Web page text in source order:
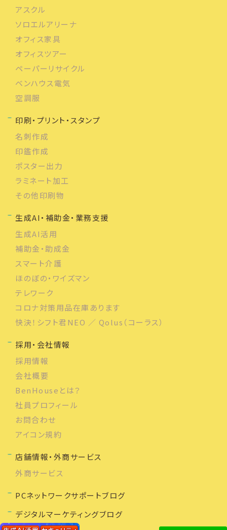
アスクル
ソロエルアリーナ
オフィス家具
オフィスツアー
ペーパーリサイクル
ベンハウス電気
空調服
印刷・プリント・スタンプ
名刺作成
印鑑作成
ポスター出力
ラミネート加工
その他印刷物
生成AI・補助金・業務支援
生成AI活用
補助金・助成金
スマート介護
ほのぼの・ワイズマン
テレワーク
コロナ対策用品在庫あります
快決！シフト君NEO ／ Qolus（コーラス）
採用・会社情報
採用情報
会社概要
BenHouseとは？
社員プロフィール
お問合わせ
アイコン規約
店舗情報・外商サービス
外商サービス
PCネットワークサポートブログ
デジタルマーケティングブログ